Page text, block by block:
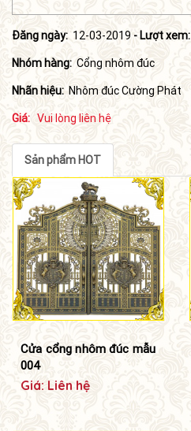
Đăng ngày: 12-03-2019 - Lượt xem:
Nhóm hàng: Cổng nhôm đúc
Nhãn hiệu: Nhôm đúc Cường Phát
Giá: Vui lòng liên hệ
Sản phẩm HOT
Cửa cổng nhôm đúc mẫu
004
Giá: Liên hệ